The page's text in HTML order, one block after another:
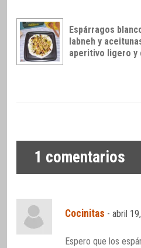
Espárragos
labneh y
aperitivo ligero y
1 comentarios
Cocinitas -abril
Espero que los